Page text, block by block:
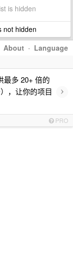
is hidden
not hidden
About · Language
最多 20+ 倍的
，让你的项目
›
PRO